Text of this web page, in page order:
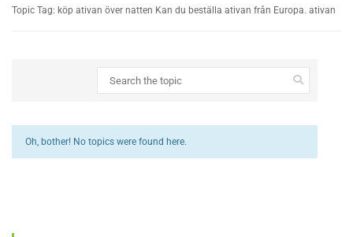
Topic Tag: köp ativan över natten Kan du beställa ativan från Europa. ativan
Oh, bother! No topics were found here.